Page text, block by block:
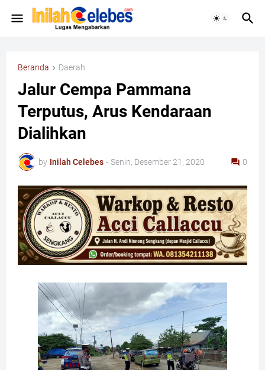
Beranda Daerah
Jalur Cempa Pammana
Terputus, Arus Kendaraan
Dialihkan
by Inilah Celebes - Senin, Desember 21, 2020 0